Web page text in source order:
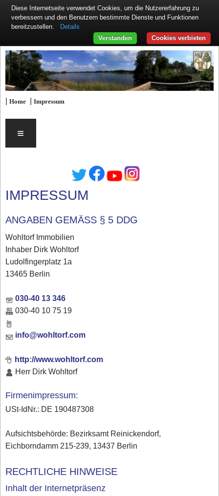
|Home |Impressum
≡
IMPRESSUM
ANGABEN GEMÄSS § 5 DDG
Wohltorf Immobilien
Inhaber Dirk Wohltorf
Ludolfingerplatz 1a
13465 Berlin
030-40 13 346
030-40 10 75 19
info@wohltorf.com
http://www.wohltorf.com
Herr Dirk Wohltorf
Firmenimpressum:
USt-IdNr.: DE 190487308
Aufsichtsbehörde: Bezirksamt Reinickendorf,
Eichborndamm 215-239, 13437 Berlin
RECHTLICHE HINWEISE
Inhalt der Internetpräsenz
Diese Internetseite verwendet Cookies, um die Nutzererfahrung zu
verbessern und den Benutzern bestimmte Dienste und Funktionen
bereitzustellen.
Details
Cookies verbieten
Verstanden